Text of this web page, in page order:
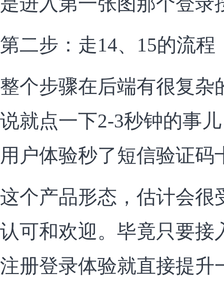
第二步：走14、15的流
整个步骤在后端有很复杂
说就点一下2-3秒钟的事
用户体验秒了短信验证码
这个产品形态，估计会很
认可和欢迎。毕竟只要接
注册登录体验就直接提升